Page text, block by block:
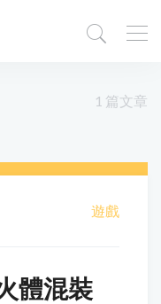
1 篇文章
遊戲
體混裝